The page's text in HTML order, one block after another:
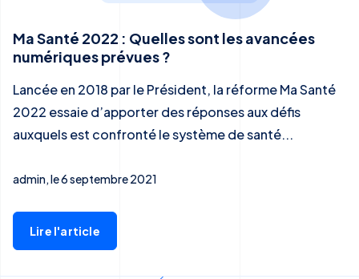
Ma Santé 2022 : Quelles sont les avancées
numériques prévues ?
Lancée en 2018 par le Président, la réforme Ma Santé
2022 essaie d’apporter des réponses aux défis
auxquels est confronté le système de santé...
admin, le 6 septembre 2021
Lire l'article